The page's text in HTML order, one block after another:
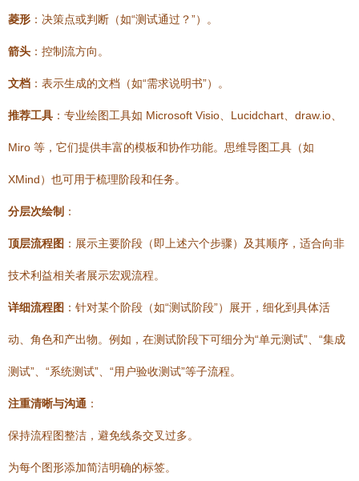
菱形 ：决策点或判断（如“测试通过？”）。
箭头 ：控制流方向。
文档 ：表示生成的文档（如“需求说明书”）。
推荐工具 ：专业绘图工具如 Microsoft Visio、Lucidchart、draw.io、
Miro 等，它们提供丰富的模板和协作功能。思维导图工具（如
XMind）也可用于梳理阶段和任务。
分层次绘制 ：
顶层流程图 ：展示主要阶段（即上述六个步骤）及其顺序，适合向非
技术利益相关者展示宏观流程。
详细流程图 ：针对某个阶段（如“测试阶段”）展开，细化到具体活
动、角色和产出物。例如，在测试阶段下可细分为“单元测试”、“集成
测试”、“系统测试”、“用户验收测试”等子流程。
注重清晰与沟通 ：
保持流程图整洁，避免线条交叉过多。
为每个图形添加简洁明确的标签。